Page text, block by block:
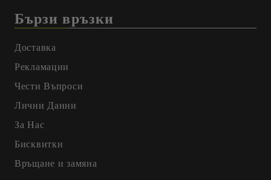
Бързи връзки
Доставка
Рекламации
Чести Въпроси
Лични Данни
За Нас
Бисквитки
Връщане и замяна